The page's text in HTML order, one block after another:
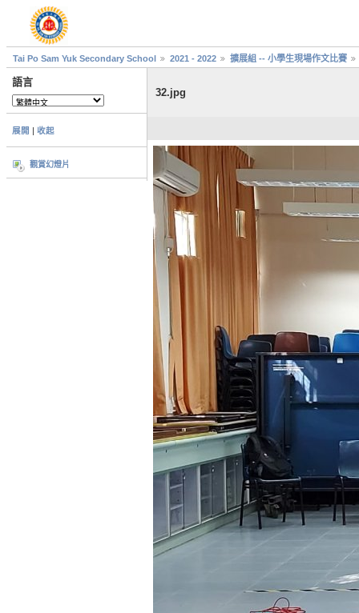
Tai Po Sam Yuk Secondary School 2021 - 2022 擴展組 -- 小學生現場作文比賽
語言
展開 | 收起
觀賞幻燈片
32.jpg